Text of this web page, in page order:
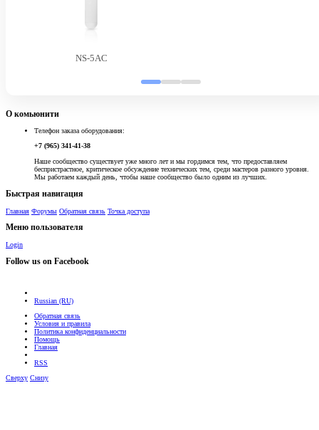
NS-5AC
О комьюнити
Телефон заказа оборудования:
+7 (965) 341-41-38
Наше сообщество существует уже много лет и мы гордимся тем, что предоставляем
беспристрастное, критическое обсуждение технических тем, среди мастеров разного уровня.
Мы работаем каждый день, чтобы наше сообщество было одним из лучших.
Быстрая навигация
Главная Форумы Обратная связь Точка доступа
Меню пользователя
Login
Follow us on Facebook
Russian (RU)
Обратная связь
Условия и правила
Политика конфиденциальности
Помощь
Главная
RSS
Сверху Снизу